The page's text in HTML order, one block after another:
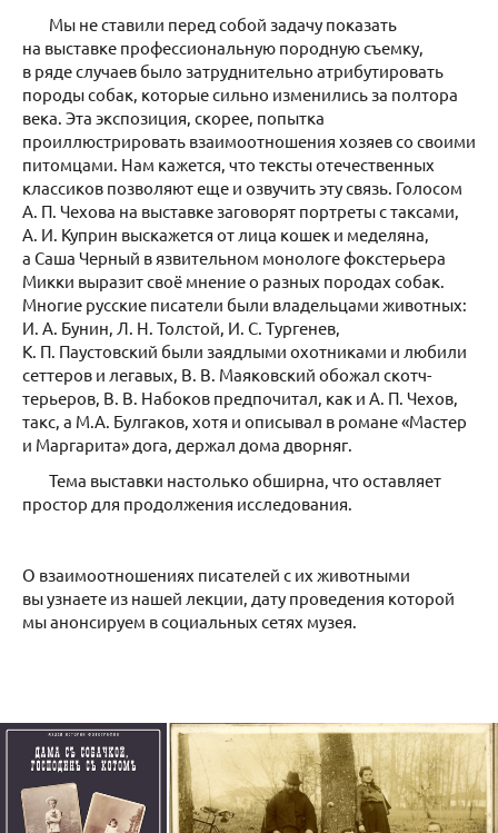
Мы не ставили перед собой задачу показать
на выставке профессиональную породную съемку,
в ряде случаев было затруднительно атрибутировать
породы собак, которые сильно изменились за полтора
века. Эта экспозиция, скорее, попытка
проиллюстрировать взаимоотношения хозяев со своими
питомцами. Нам кажется, что тексты отечественных
классиков позволяют еще и озвучить эту связь. Голосом
А. П. Чехова на выставке заговорят портреты с таксами,
А. И. Куприн выскажется от лица кошек и меделяна,
а Саша Черный в язвительном монологе фокстерьера
Микки выразит своё мнение о разных породах собак.
Многие русские писатели были владельцами животных:
И. А. Бунин, Л. Н. Толстой, И. С. Тургенев,
К. П. Паустовский были заядлыми охотниками и любили
сеттеров и легавых, В. В. Маяковский обожал скотч-
терьеров, В. В. Набоков предпочитал, как и А. П. Чехов,
такс, а М.А. Булгаков, хотя и описывал в романе «Мастер
и Маргарита» дога, держал дома дворняг.
Тема выставки настолько обширна, что оставляет
простор для продолжения исследования.
О взаимоотношениях писателей с их животными
вы узнаете из нашей лекции, дату проведения которой
мы анонсируем в социальных сетях музея.